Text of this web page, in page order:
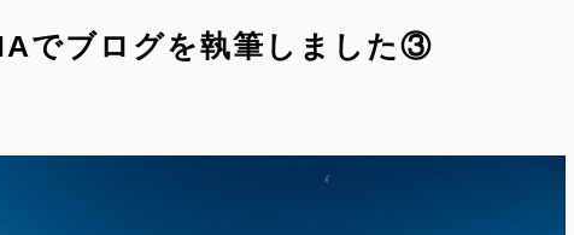
でブログを執筆しました③